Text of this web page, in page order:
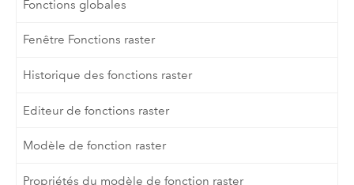
Fonctions globales
Fenêtre Fonctions raster
Historique des fonctions raster
Editeur de fonctions raster
Modèle de fonction raster
Propriétés du modèle de fonction raster